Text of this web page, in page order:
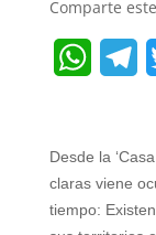
Comparte
a
t
l
e
i
t
Desde la
claras viene
tiempo: